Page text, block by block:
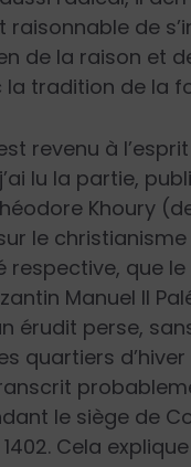
raisonnable de
de la raison et
tradition de la
revenu à
lu la partie,
Khoury
le christianisme
respective, que
Manuel II
érudit perse,
quartiers
le siège de
Cela